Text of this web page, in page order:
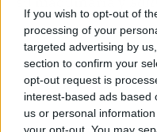
If you wish to opt-out of
processing of your
targeted advertising by
section to confirm your
opt-out request is
interest-based ads based
us or personal